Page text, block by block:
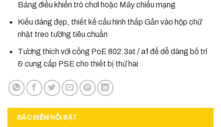
Bảng điều khiển trò chơi hoặc Máy chiếu mạng
Kiểu dáng đẹp, thiết kế cấu hình thấp Gắn vào hộp chữ
nhật treo tường tiêu chuẩn
Tương thích với cổng PoE 802.3at / af để dễ dàng bố trí
& cung cấp PSE cho thiết bị thứ hai
ĐẶC ĐIỂM NỔI BẬT